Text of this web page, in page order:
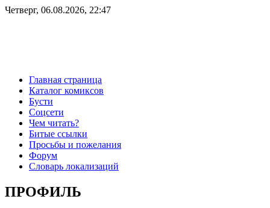
Четверг, 06.08.2026, 22:47
Главная страница
Каталог комиксов
Бусти
Соцсети
Чем читать?
Битые ссылки
Просьбы и пожелания
Форум
Словарь локализаций
ПРОФИЛЬ